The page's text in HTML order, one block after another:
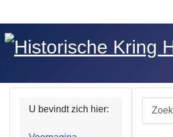
U bevindt zich hier: